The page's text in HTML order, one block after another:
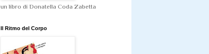
un libro di Donatella Coda Zabetta
Il Ritmo del Corpo